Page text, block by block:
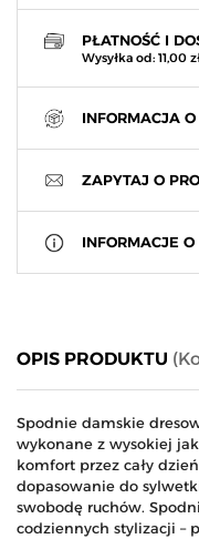
PŁATNOŚĆ I
Wysyłka od: 11,00
INFORMACJA
ZAPYTAJ O
INFORMACJE
OPIS PRODUKTU
Spodnie damskie
wykonane z wysokiej
komfort przez cały
dopasowanie do
swobodę ruchów.
codziennych stylizacji –